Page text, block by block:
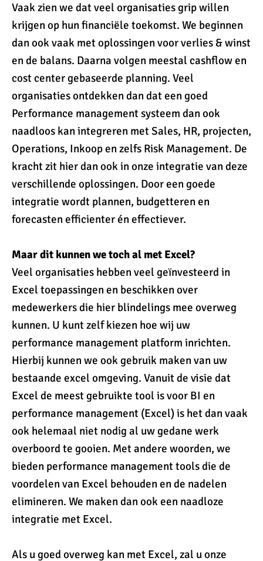
Vaak zien we dat veel organisaties grip willen
krijgen op hun financiële toekomst. We beginnen
dan ook vaak met oplossingen voor verlies & winst
en de balans. Daarna volgen meestal cashflow en
cost center gebaseerde planning. Veel
organisaties ontdekken dan dat een goed
Performance management systeem dan ook
naadloos kan integreren met Sales, HR, projecten,
Operations, Inkoop en zelfs Risk Management. De
kracht zit hier dan ook in onze integratie van deze
verschillende oplossingen. Door een goede
integratie wordt plannen, budgetteren en
forecasten efficienter én effectiever.
Maar dit kunnen we toch al met Excel?
Veel organisaties hebben veel geïnvesteerd in
Excel toepassingen en beschikken over
medewerkers die hier blindelings mee overweg
kunnen. U kunt zelf kiezen hoe wij uw
performance management platform inrichten.
Hierbij kunnen we ook gebruik maken van uw
bestaande excel omgeving. Vanuit de visie dat
Excel de meest gebruikte tool is voor BI en
performance management (Excel) is het dan vaak
ook helemaal niet nodig al uw gedane werk
overboord te gooien. Met andere woorden, we
bieden performance management tools die de
voordelen van Excel behouden en de nadelen
elimineren. We maken dan ook een naadloze
integratie met Excel.
Als u goed overweg kan met Excel, zal u onze